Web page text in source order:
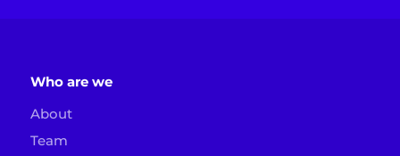
Who are we
About
Team